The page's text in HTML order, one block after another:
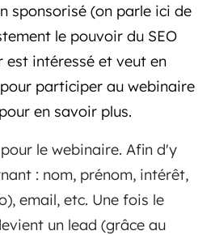
sponsorisé (on parle ici de
le pouvoir du SEO
intéressé et veut en
participer au webinaire
en savoir plus.
le webinaire. Afin d'y
: nom, prénom, intérêt,
email, etc. Une fois le
un lead (grâce au